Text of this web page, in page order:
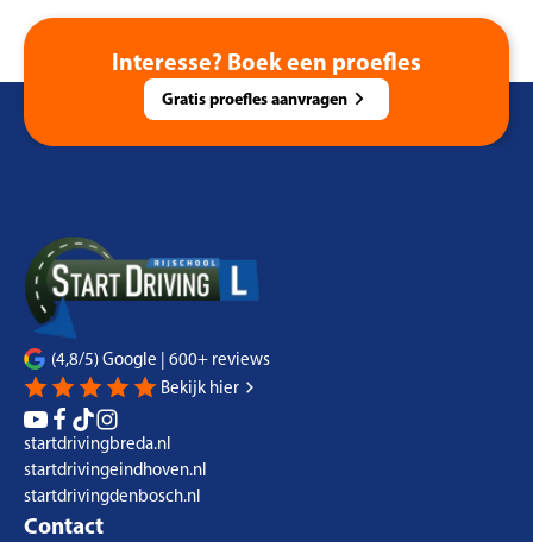
Interesse? Boek een proefles
Gratis proefles aanvragen
(4,8/5) Google | 600+ reviews
Bekijk hier
startdrivingbreda.nl
startdrivingeindhoven.nl
startdrivingdenbosch.nl
Contact